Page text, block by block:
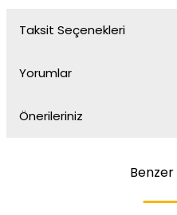
Taksit Seçenekleri
Yorumlar
Önerileriniz
Benzer